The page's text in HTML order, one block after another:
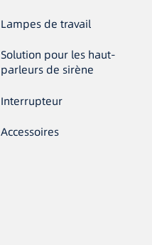
Lampes de travail
Solution pour les haut-
parleurs de sirène
Interrupteur
Accessoires